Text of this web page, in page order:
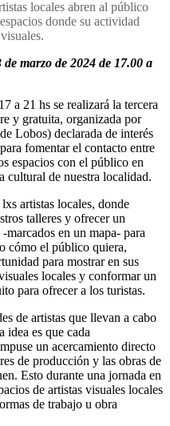
locales abren al público
donde su actividad
marzo de 2024 de 17.00 a
a 21 hs se realizará la tercera
y gratuita, organizada por
Lobos) declarada de interés
fomentar el contacto entre
espacios con el público en
cultural de nuestra localidad.
artistas locales, donde
talleres y ofrecer un
marcados en un mapa- para
cómo el público quiera,
para mostrar en sus
locales y conformar un
para ofrecer a los turistas.
de artistas que llevan a cabo
idea es que cada
un acercamiento directo
de producción y las obras de
Esto durante una jornada en
de artistas visuales locales
de trabajo u obra